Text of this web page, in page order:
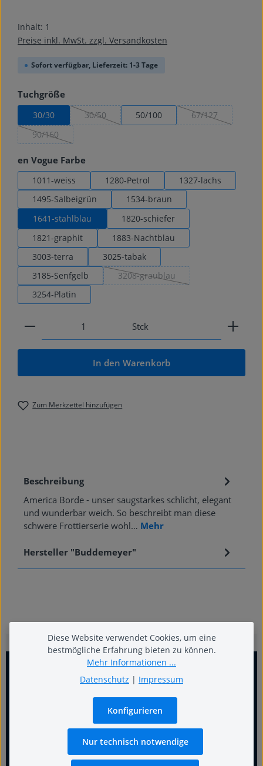
Inhalt: 1
Preise inkl. MwSt. zzgl. Versandkosten
Sofort verfügbar, Lieferzeit: 1-3 Tage
Tuchgröße
30/30 30/50
(Diese Option ist zurzeit nicht verfügbar.)
50/100 67/127
(Diese Option
90/160
(Diese Option ist zurzeit nicht verfügbar.)
en Vogue Farbe
1011-weiss 1280-Petrol
1327-lachs
1495-Salbeigrün
1534-braun
1641-stahlblau
1820-schiefer
1821-graphit
1883-Nachtblau
3003-terra
3025-tabak
3185-Senfgelb
3208-graublau
(Diese Option ist zurzeit nicht
3254-Platin
Produkt Anzahl: Gib den gewünschten Wert ein
Stck
In den Warenkorb
Zum Merkzettel hinzufügen
Beschreibung
America Borde - unser saugstarkes schlicht, elegant
und wunderbar weich. So beschreibt man diese
schwere Frottierserie wohl… Mehr
Hersteller "Buddemeyer"
Für guten Schlaf
Diese Website verwendet Cookies, um eine
bestmögliche Erfahrung bieten zu können.
Mehr Informationen ...
Datenschutz | Impressum
Nur technisch notwendige
Konfigurieren